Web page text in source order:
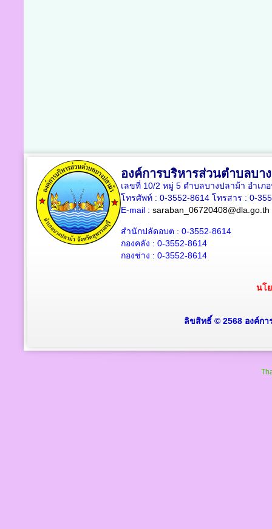
องค์การบริหารส่วนตำบลบา
เลขที่ 10/2 หมู่ 5 ตำบลบางปลาม้า อำเ
โทรศัพท์ : 0-3552-8614 โทรสาร : 0-
E-mail : saraban_06720408@dla.go.th
สำนักปลัดอบต : 0-3552-8614
กองคลัง : 0-3552-8614
กองช่าง : 0-3552-8614
นโ
ลิขสิทธิ์ © 2568 องค์ก